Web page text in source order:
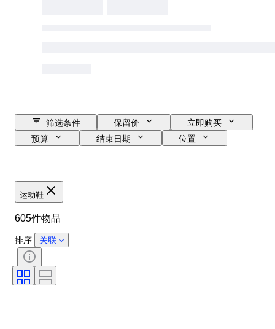
筛选条件 保留价
立即购买
预算
结束日期
位置
状态
时代
型号
运动鞋
605件物品
排序 关联